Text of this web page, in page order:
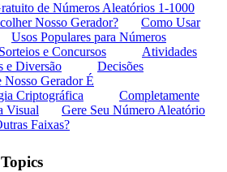
de Números Aleatórios 1-1000
Nosso Gerador?
Como Usar
Usos Populares para Números
Sorteios e Concursos
Atividades
e Diversão
Decisões
Nosso Gerador É
Criptográfica
Completamente
Visual
Gere Seu Número Aleatório
Faixas?